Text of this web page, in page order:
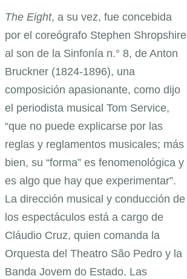
The Eight, a su vez, fue concebida
por el coreógrafo Stephen Shropshire
al son de la Sinfonía n.° 8, de Anton
Bruckner (1824-1896), una
composición apasionante, como dijo
el periodista musical Tom Service,
“que no puede explicarse por las
reglas y reglamentos musicales; más
bien, su “forma” es fenomenológica y
es algo que hay que experimentar”.
La dirección musical y conducción de
los espectáculos está a cargo de
Cláudio Cruz, quien comanda la
Orquesta del Theatro São Pedro y la
Banda Jovem do Estado. Las